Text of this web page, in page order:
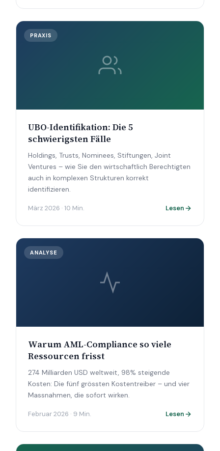
PRAXIS
UBO-Identifikation: Die 5
schwierigsten Fälle
Holdings, Trusts, Nominees, Stiftungen, Joint
Ventures – wie Sie den wirtschaftlich Berechtigten
auch in komplexen Strukturen korrekt
identifizieren.
März 2026 · 10 Min. Lesen
ANALYSE
Warum AML-Compliance so viele
Ressourcen frisst
274 Milliarden USD weltweit, 98% steigende
Kosten: Die fünf grössten Kostentreiber – und vier
Massnahmen, die sofort wirken.
Februar 2026 · 9 Min. Lesen